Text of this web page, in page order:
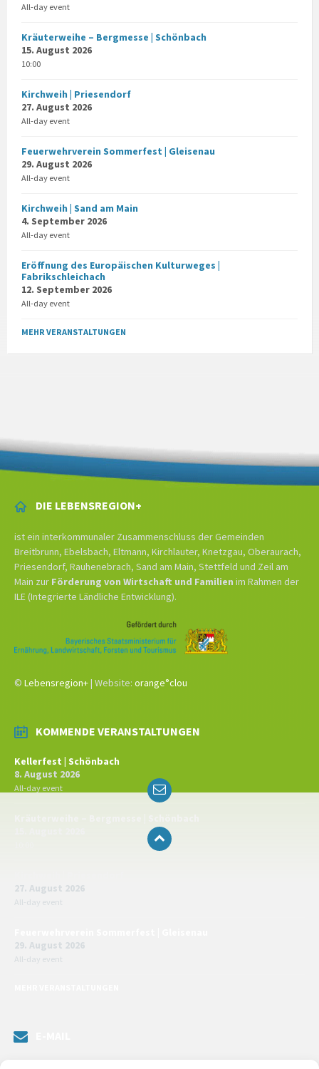
All-day event
Kräuterweihe – Bergmesse | Schönbach
15. August 2026
10:00
Kirchweih | Priesendorf
27. August 2026
All-day event
Feuerwehrverein Sommerfest | Gleisenau
29. August 2026
All-day event
Kirchweih | Sand am Main
4. September 2026
All-day event
Eröffnung des Europäischen Kulturweges |
Fabrikschleichach
12. September 2026
All-day event
MEHR VERANSTALTUNGEN
DIE LEBENSREGION+
ist ein interkommunaler Zusammenschluss der Gemeinden
Breitbrunn, Ebelsbach, Eltmann, Kirchlauter, Knetzgau, Oberaurach,
Priesendorf, Rauhenebrach, Sand am Main, Stettfeld und Zeil am
Main zur Förderung von Wirtschaft und Familien im Rahmen der
ILE (Integrierte Ländliche Entwicklung).
© Lebensregion+| Website: orange°clou
KOMMENDE VERANSTALTUNGEN
Kellerfest | Schönbach
8. August 2026
All-day event
27. August 2026
All-day event
29. August 2026
All-day event
Email